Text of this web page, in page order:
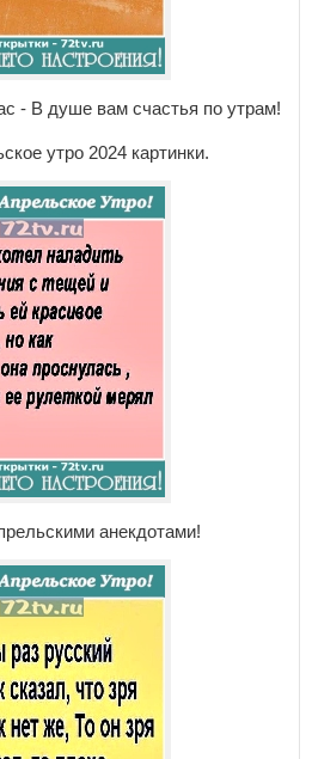
- В душе вам счастья по утрам!
утро 2024 картинки.
анекдотами!